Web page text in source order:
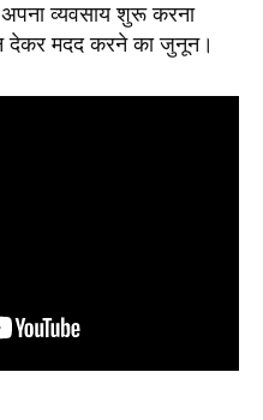
व्यवसाय शुरू करना
देकर मदद करने का जुनून।